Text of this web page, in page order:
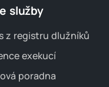
služby
z registru dlužníků
exekucí
poradna